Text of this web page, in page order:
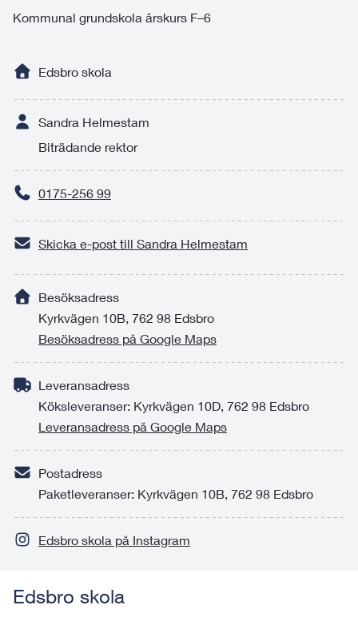
Kommunal grundskola årskurs F–6
Edsbro skola
Sandra Helmestam
Biträdande rektor
0175-256 99
Skicka e-post till Sandra Helmestam
Besöksadress
Kyrkvägen 10B, 762 98 Edsbro
Besöksadress på Google Maps
Leveransadress
Köksleveranser: Kyrkvägen 10D, 762 98 Edsbro
Leveransadress på Google Maps
Postadress
Paketleveranser: Kyrkvägen 10B, 762 98 Edsbro
Edsbro skola på Instagram
Edsbro skola